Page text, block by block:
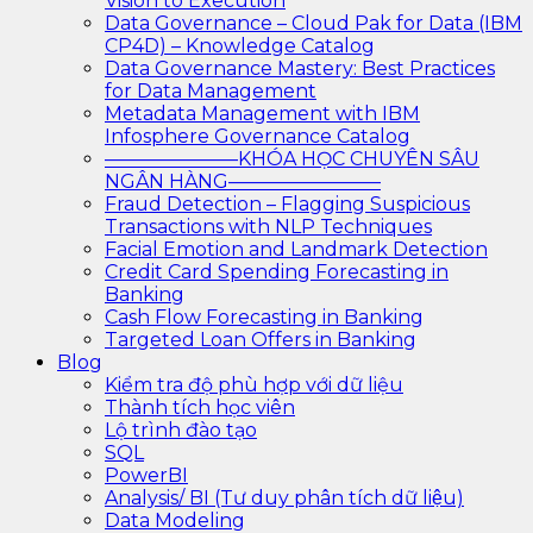
Data Governance – Cloud Pak for Data (IBM
CP4D) – Knowledge Catalog
Data Governance Mastery: Best Practices
for Data Management
Metadata Management with IBM
Infosphere Governance Catalog
———————KHÓA HỌC CHUYÊN SÂU
NGÂN HÀNG————————
Fraud Detection – Flagging Suspicious
Transactions with NLP Techniques
Facial Emotion and Landmark Detection
Credit Card Spending Forecasting in
Banking
Cash Flow Forecasting in Banking
Targeted Loan Offers in Banking
Blog
Kiểm tra độ phù hợp với dữ liệu
Thành tích học viên
Lộ trình đào tạo
SQL
PowerBI
Analysis/ BI (Tư duy phân tích dữ liệu)
Data Modeling